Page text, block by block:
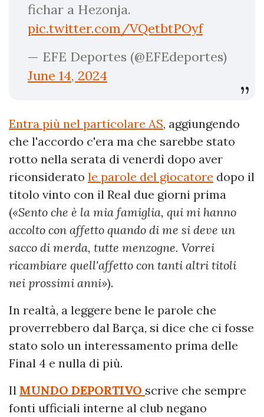
fichar a Hezonja.
pic.twitter.com/VQetbtPOyf
— EFE Deportes (@EFEdeportes)
June 14, 2024
Entra più nel particolare AS, aggiungendo
che l'accordo c'era ma che sarebbe stato
rotto nella serata di venerdì dopo aver
riconsiderato le parole del giocatore dopo il
titolo vinto con il Real due giorni prima
(«Sento che è la mia famiglia, qui mi hanno
accolto con affetto quando di me si deve un
sacco di merda, tutte menzogne. Vorrei
ricambiare quell'affetto con tanti altri titoli
nei prossimi anni»).
In realtà, a leggere bene le parole che
proverrebbero dal Barça, si dice che ci fosse
stato solo un interessamento prima delle
Final 4 e nulla di più.
Il MUNDO DEPORTIVO scrive che sempre
fonti ufficiali interne al club negano